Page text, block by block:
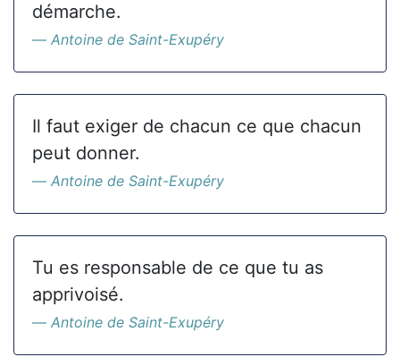
démarche.
Antoine de Saint-Exupéry
Il faut exiger de chacun ce que chacun
peut donner.
Antoine de Saint-Exupéry
Tu es responsable de ce que tu as
apprivoisé.
Antoine de Saint-Exupéry